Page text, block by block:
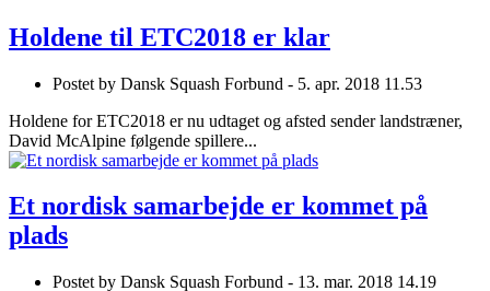
Holdene til ETC2018 er klar
Postet by Dansk Squash Forbund - 5. apr. 2018 11.53
Holdene for ETC2018 er nu udtaget og afsted sender landstræner,
David McAlpine følgende spillere...
Et nordisk samarbejde er kommet på
plads
Postet by Dansk Squash Forbund - 13. mar. 2018 14.19